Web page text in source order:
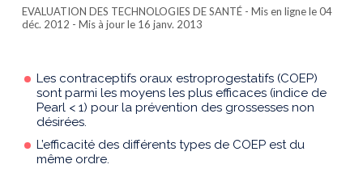
EVALUATION DES TECHNOLOGIES DE SANTÉ - Mis en ligne le 04
déc. 2012 - Mis à jour le 16 janv. 2013
Les contraceptifs oraux estroprogestatifs (COEP)
sont parmi les moyens les plus efficaces (indice de
Pearl < 1) pour la prévention des grossesses non
désirées.
L’efficacité des différents types de COEP est du
même ordre.